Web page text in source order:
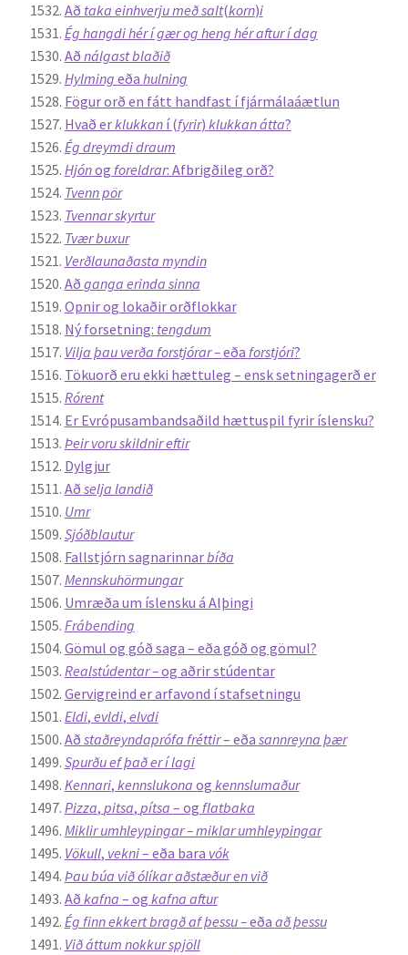
Óritrýnt fræðilegt efni
Málfarspistlar
Fræðilegir fyrirlestrar
Ýmis erindi
Blaðaefni
English
Administration
CV
Publications
Research
Teaching
Að taka einhverju með salt(korn)i
Ég hangdi hér í gær og heng hér aftur í dag
Að nálgast blaðið
Hylming eða hulning
Fögur orð en fátt handfast í fjármálaáætlun
Hvað erklukkan í (fyrir) klukkan átta?
Ég dreymdi draum
Hjónog foreldrar: Afbrigðileg orð?
Tvenn pör
Tvennar skyrtur
Tvær buxur
Verðlaunaðasta myndin
Að ganga erinda sinna
Opnir og lokaðir orðflokkar
Ný forsetning: tengdum
Vilja þau verða forstjórar –eða forstjóri?
Tökuorð eru ekki hættuleg – ensk setningagerð er
Rórent
Er Evrópusambandsaðild hættuspil fyrir íslensku?
Þeir voru skildnir eftir
Dylgjur
Að selja landið
Umr
Sjóðblautur
Fallstjórn sagnarinnarbíða
Mennskuhörmungar
Umræða um íslensku á Alþingi
Frábending
Gömul og góð saga – eða góð og gömul?
Realstúdentar –og aðrir stúdentar
Gervigreind er arfavond í stafsetningu
Eldi, evldi, elvdi
Að staðreyndaprófa fréttir– eða sannreyna þær
Spurðu ef það er í lagi
Kennari, kennslukona og kennslumaður
Pizza, pitsa, pítsa – og flatbaka
Miklir umhleypingar – miklar umhleypingar
Vökull, vekni– eða bara vók
Þau búa við ólíkar aðstæður en við
Að kafna – og kafna aftur
Ég finn ekkert bragð af þessu –eða að þessu
Við áttum nokkur spjöll